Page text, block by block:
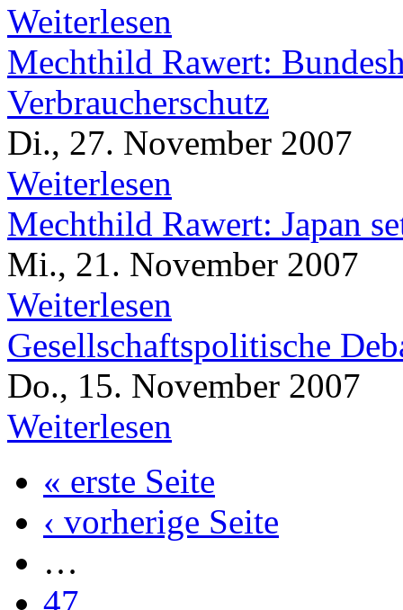
Weiterlesen
Mechthild Rawert:
Verbraucherschutz
Di., 27. November 2007
Weiterlesen
Mechthild Rawert: Japan
Mi., 21. November 2007
Weiterlesen
Gesellschaftspolitische
Do., 15. November 2007
Weiterlesen
« erste Seite
‹ vorherige Seite
…
47